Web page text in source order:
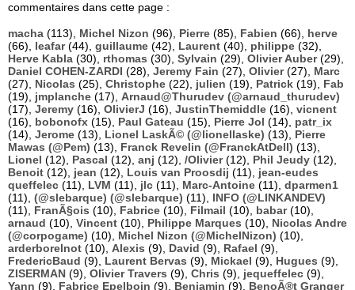
commentaires dans cette page :
macha (113), Michel Nizon (96), Pierre (85), Fabien (66), herve
(66), leafar(44), guillaume (42), Laurent (40), philippe (32),
Herve Kabla (30), rthomas (30), Sylvain (29), Olivier Auber(29),
Daniel COHEN-ZARDI (28), Jeremy Fain (27), Olivier(27), Marc
(27), Nicolas (25), Christophe (22), julien (19), Patrick (19), Fab
(19), jmplanche (17), Arnaud@Thurudev (@arnaud_thurudev)
(17), Jeremy (16), OlivierJ (16), JustinThemiddle (16), vicnent
(16), bobonofx (15), Paul Gateau (15), Pierre Jol (14), patr_ix
(14), Jerome (13), Lionel LaskÃ© (@lionellaske) (13), Pierre
Mawas (@Pem) (13), Franck Revelin (@FranckAtDell) (13),
Lionel (12), Pascal (12), anj (12), /Olivier(12), Phil Jeudy (12),
Benoit (12), jean (12), Louis van Proosdij (11), jean-eudes
queffelec (11), LVM (11), jlc (11), Marc-Antoine (11), dparmen1
(11), (@slebarque) (@slebarque) (11), INFO (@LINKANDEV)
(11), FranÃ§ois (10), Fabrice (10), Filmail (10), babar(10),
arnaud (10), Vincent (10), Philippe Marques (10), Nicolas Andre
(@corpogame) (10), Michel Nizon (@MichelNizon) (10),
arderborelnot (10), Alexis (9), David (9), Rafael (9),
FredericBaud (9), Laurent Bervas (9), Mickael (9), Hugues (9),
ZISERMAN (9), Olivier Travers (9), Chris (9), jequeffelec (9),
Yann (9), Fabrice Epelboin (9), Benjamin (9), BenoÃ®t Granger